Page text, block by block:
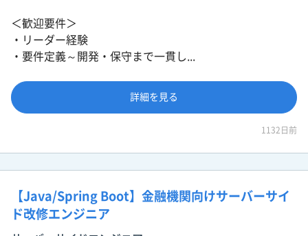
＜歓迎要件＞
・リーダー経験
・要件定義～開発・保守まで一貫し...
詳細を見る
1132日前
【Java/Spring Boot】金融機関向けサーバーサイ
ド改修エンジニア